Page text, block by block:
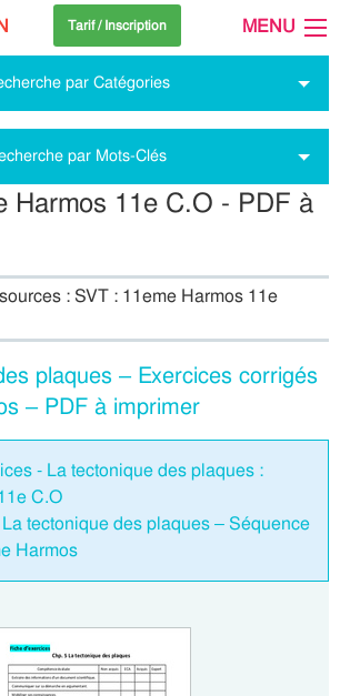
Tarif / Inscription MENU
par Catégories
par Mots-Clés
Harmos 11e C.O - PDF à
: SVT : 11eme Harmos 11e
plaques – Exercices corrigés
– PDF à imprimer
- La tectonique des plaques :
C.O
La tectonique des plaques – Séquence
Harmos